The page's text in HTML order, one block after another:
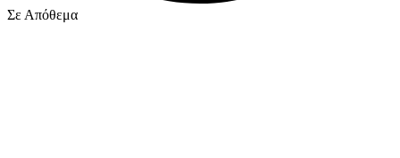
Σε Απόθεμα